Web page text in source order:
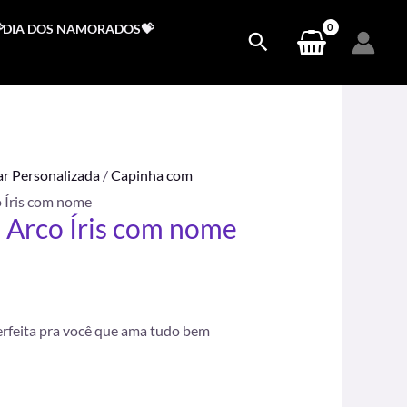
DOS NAMORADOS💝
Personalizada /Capinha com
com nome
Íris com nome
pra você que ama tudo bem